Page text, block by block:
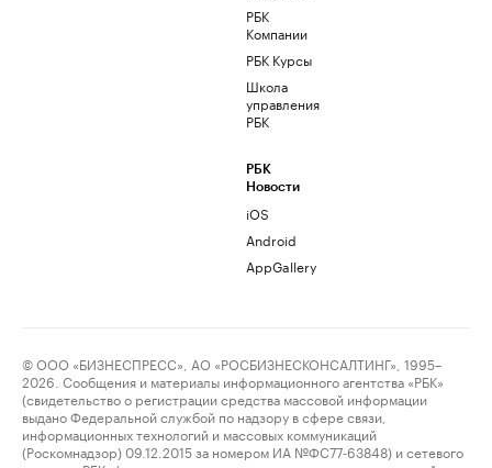
РБК
Компании
РБК Курсы
Школа
управления
РБК
РБК
Новости
iOS
Android
AppGallery
© ООО «БИЗНЕСПРЕСС», АО «РОСБИЗНЕСКОНСАЛТИНГ», 1995–
2026. Сообщения и материалы информационного агентства «РБК»
(свидетельство о регистрации средства массовой информации
выдано Федеральной службой по надзору в сфере связи,
информационных технологий и массовых коммуникаций
(Роскомнадзор) 09.12.2015 за номером ИА №ФС77-63848) и сетевого